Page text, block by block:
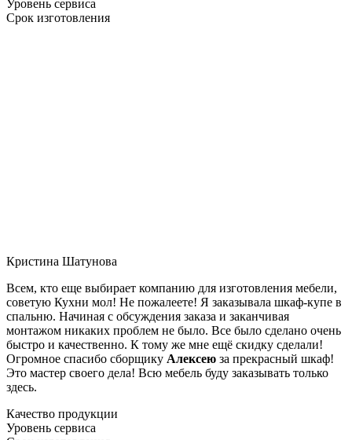
Уровень сервиса
Срок изготовления
Кристина Шатунова
Всем, кто еще выбирает компанию для изготовления мебели,
советую Кухни мол! Не пожалеете! Я заказывала шкаф-купе в
спальню. Начиная с обсуждения заказа и заканчивая
монтажом никаких проблем не было. Все было сделано очень
быстро и качественно. К тому же мне ещё скидку сделали!
Огромное спасибо сборщику Алексею за прекрасный шкаф!
Это мастер своего дела! Всю мебель буду заказывать только
здесь.
Качество продукции
Уровень сервиса